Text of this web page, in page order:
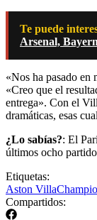
Te puede
Arsenal,
«Nos ha pasado en
«Creo que el
entrega». Con el
dramáticas, esas
¿Lo sabías?: El
últimos ocho
Etiquetas:
Aston Villa
Compartidos: